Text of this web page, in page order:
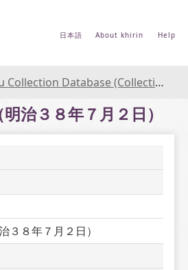
日本語 About khirin Help
(Collections Database of the National Museum of Japanese History)
治３８年７月２日）
３８年７月２日）